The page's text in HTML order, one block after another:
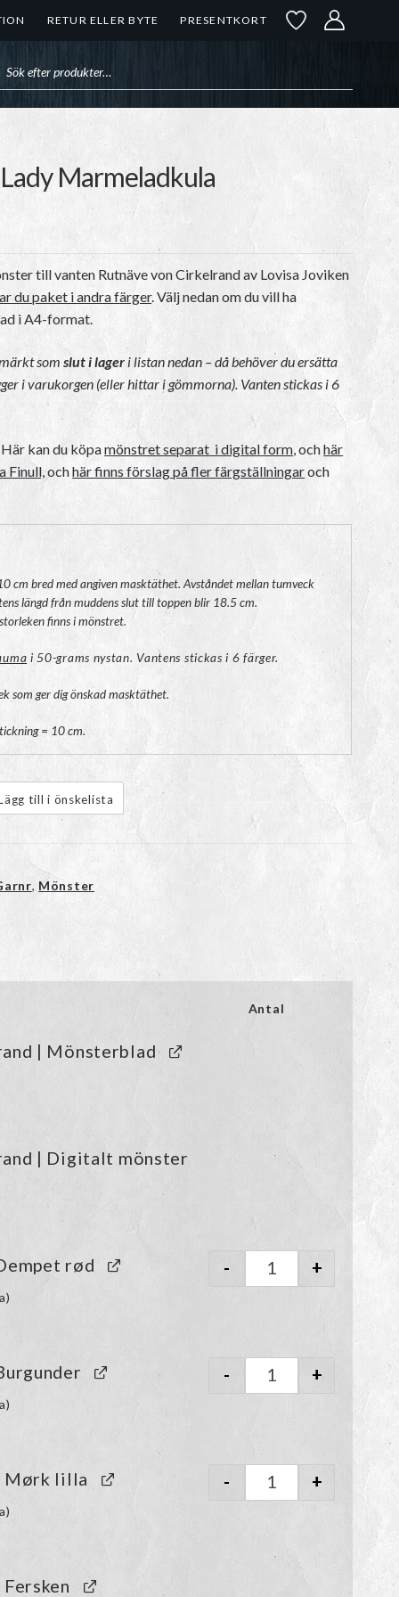
RETUR ELLER BYTE PRESENTKORT
Marmeladkula
till vanten Rutnäve von Cirkelrand av Lovisa Joviken
du paket i andra färger. Välj nedan om du vill ha
i A4-format.
somslut i lager i listan nedan – då behöver du ersätta
i varukorgen (eller hittar i gömmorna). Vanten stickas i 6
kan du köpamönstret separat i digital form , ochhär
Finull, ochhär finns förslag på fler färgställningaroch
cm bred med angiven masktäthet. Avståndet mellan tumveck
längd från muddens slut till toppen blir 18.5 cm.
finns i mönstret.
i 50-grams nystan. Vantens stickas i 6 färger.
som ger dig önskad masktäthet.
= 10 cm.
till i önskelista
, Mönster
Antal
| Mönsterblad
| Digitalt mönster
rød
)
Rauma Finull | 469
- +
)
Rauma Finull | 497
- +
Mørk lilla
)
Rauma Finull | 4042
- +